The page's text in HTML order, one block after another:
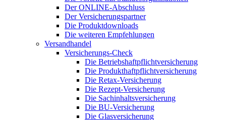
Der ONLINE-Abschluss
Der Versicherungspartner
Die Produktdownloads
Die weiteren Empfehlungen
Versandhandel
Versicherungs-Check
Die Betriebshaftpflichtversicherung
Die Produkthaftpflichtversicherung
Die Retax-Versicherung
Die Rezept-Versicherung
Die Sachinhaltsversicherung
Die BU-Versicherung
Die Glasversicherung